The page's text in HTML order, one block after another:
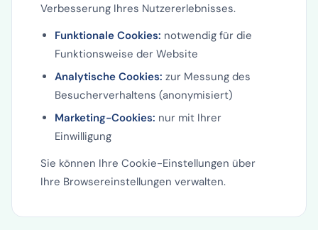
Verbesserung Ihres Nutzererlebnisses.
Funktionale Cookies: notwendig für die
Funktionsweise der Website
Analytische Cookies: zur Messung des
Besucherverhaltens (anonymisiert)
Marketing-Cookies: nur mit Ihrer
Einwilligung
Sie können Ihre Cookie-Einstellungen über
Ihre Browsereinstellungen verwalten.